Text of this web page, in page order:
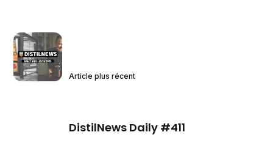
Article plus récent
DistilNews Daily #411